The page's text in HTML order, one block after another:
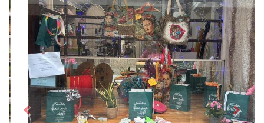
Previous Next